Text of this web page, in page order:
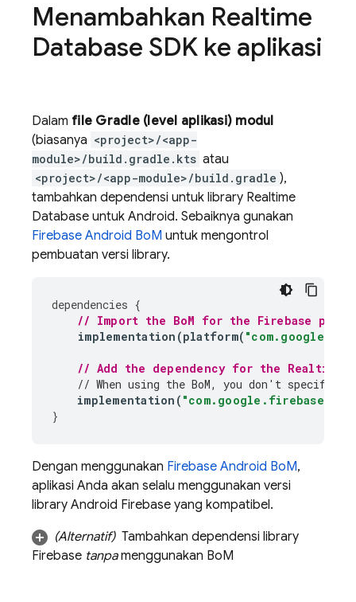
Menambahkan Realtime
Database SDK ke aplikasi
Dalam file Gradle (level aplikasi) modul
(biasanya <project>/<app-
module>/build.gradle.kts atau
<project>/<app-module>/build.gradle ),
tambahkan dependensi untuk library Realtime
Database untuk Android. Sebaiknya gunakan
Firebase Android BoM untuk mengontrol
pembuatan versi library.
dependencies {
// Import the BoM for the Firebase
implementation (platform(
// Add the dependency for the Realtime
// When using the BoM, you don't specify
implementation (
}
Dengan menggunakan Firebase Android BoM,
aplikasi Anda akan selalu menggunakan versi
library Android Firebase yang kompatibel.
(Alternatif)Tambahkan dependensi library
Firebase tanpamenggunakan BoM